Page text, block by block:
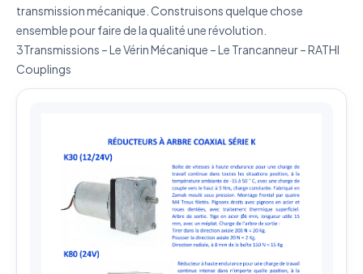
transmission mécanique. Construisons quelque chose
ensemble pour faire de la qualité une révolution.
3Transmissions – Le Vérin Mécanique – Le Trancanneur – RATHI
Couplings